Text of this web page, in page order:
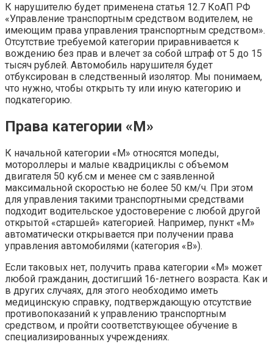
К нарушителю будет применена статья 12.7 КоАП РФ
«Управление транспортным средством водителем, не
имеющим права управления транспортным средством».
Отсутствие требуемой категории приравнивается к
вождению без прав и влечет за собой штраф от 5 до 15
тысяч рублей. Автомобиль нарушителя будет
отбуксирован в следственный изолятор. Мы понимаем,
что нужно, чтобы открыть ту или иную категорию и
подкатегорию.
Права категории «М»
К начальной категории «М» относятся мопеды,
мотороллеры и малые квадрициклы с объемом
двигателя 50 куб.см и менее см с заявленной
максимальной скоростью не более 50 км/ч. При этом
для управления такими транспортными средствами
подходит водительское удостоверение с любой другой
открытой «старшей» категорией. Например, пункт «М»
автоматически открывается при получении права
управления автомобилями (категория «В»).
Если таковых нет, получить права категории «М» может
любой гражданин, достигший 16-летнего возраста. Как и
в других случаях, для этого необходимо иметь
медицинскую справку, подтверждающую отсутствие
противопоказаний к управлению транспортным
средством, и пройти соответствующее обучение в
специализированных учреждениях.